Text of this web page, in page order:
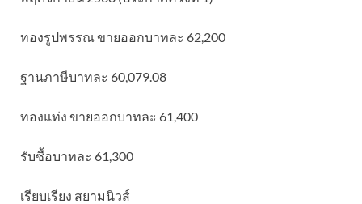
ทองรูปพรรณ ขายออกบาทละ 62,200
ฐานภาษีบาทละ 60,079.08
ทองแท่ง ขายออกบาทละ 61,400
รับซื้อบาทละ 61,300
เรียบเรียง สยามนิวส์